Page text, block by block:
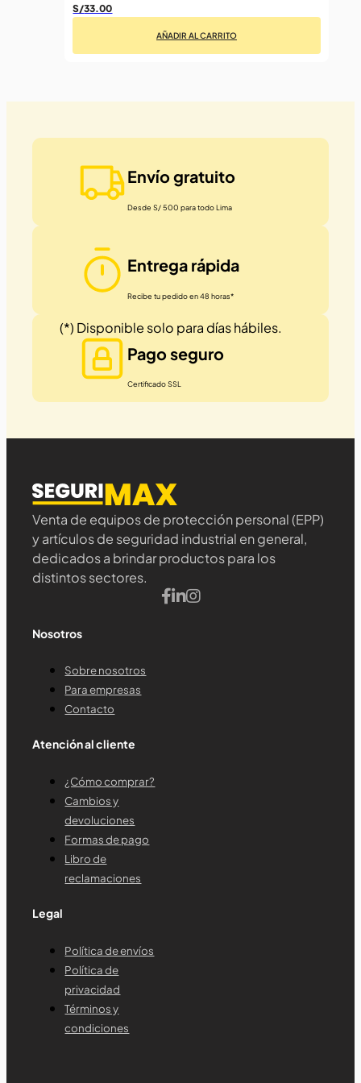
S/33.00
AÑADIR AL CARRITO
Envío gratuito
Desde S/ 500 para todo Lima
Entrega rápida
Recibe tu pedido en 48 horas*
(*) Disponible solo para días hábiles.
Pago seguro
Certificado SSL
Venta de equipos de protección personal (EPP)
y artículos de seguridad industrial en general,
dedicados a brindar productos para los
distintos sectores.
Nosotros
Sobre nosotros
Para empresas
Contacto
Atención al cliente
¿Cómo comprar?
Cambios y
devoluciones
Formas de pago
Libro de
reclamaciones
Legal
Política de envíos
Política de
privacidad
Términos y
condiciones